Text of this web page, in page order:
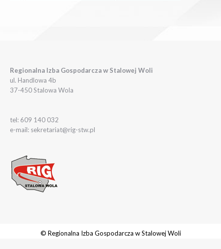
Regionalna Izba Gospodarcza w Stalowej Woli
ul. Handlowa 4b
37-450 Stalowa Wola
tel: 609 140 032
e-mail: sekretariat@rig-stw.pl
© Regionalna Izba Gospodarcza w Stalowej Woli